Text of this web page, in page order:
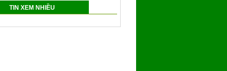
TIN XEM NHIỀU